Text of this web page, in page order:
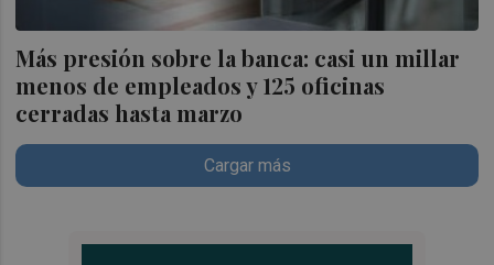
Más presión sobre la banca: casi un millar
menos de empleados y 125 oficinas
cerradas hasta marzo
Cargar más